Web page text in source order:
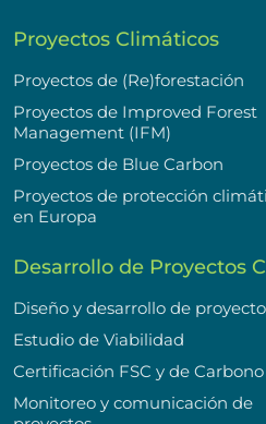
Proyectos Climáticos
Proyectos de (Re)forestación
Proyectos de Improved Forest
Management (IFM)
Proyectos de Blue Carbon
Proyectos de protección
en Europa
Desarrollo de Proyectos
Diseño y desarrollo de
Estudio de Viabilidad
Certificación FSC y de Carbono
Monitoreo y comunicación de